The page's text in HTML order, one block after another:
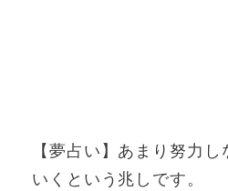
【夢占い】あまり努力
いくという兆しです。